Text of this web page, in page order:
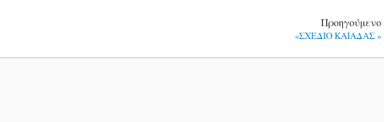
Προηγούμενο
«ΣΧΕΔΙΟ ΚΑΙΑΔΑΣ »